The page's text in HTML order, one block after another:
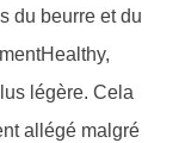
du beurre et du
légère. Cela
allégé malgré